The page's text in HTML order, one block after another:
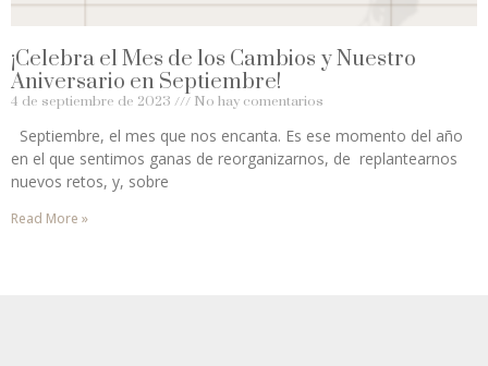
¡Celebra el Mes de los Cambios y Nuestro
Aniversario en Septiembre!
4 de septiembre de 2023 No hay comentarios
Septiembre, el mes que nos encanta. Es ese momento del año
en el que sentimos ganas de reorganizarnos, de replantearnos
nuevos retos, y, sobre
Read More »